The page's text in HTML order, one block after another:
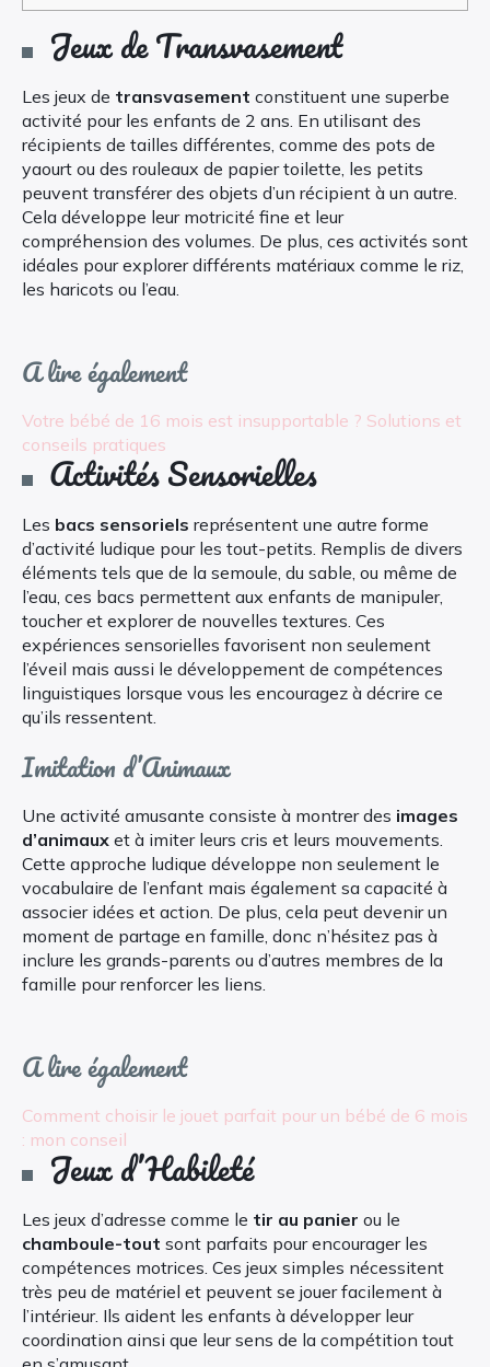
Jeux de Transvasement
Les jeux de transvasement constituent une superbe
activité pour les enfants de 2 ans. En utilisant des
récipients de tailles différentes, comme des pots de
yaourt ou des rouleaux de papier toilette, les petits
peuvent transférer des objets d’un récipient à un autre.
Cela développe leur motricité fine et leur
compréhension des volumes. De plus, ces activités sont
idéales pour explorer différents matériaux comme le riz,
les haricots ou l’eau.
A lire également
Votre bébé de 16 mois est insupportable ? Solutions et
conseils pratiques
Activités Sensorielles
Les bacs sensoriels représentent une autre forme
d’activité ludique pour les tout-petits. Remplis de divers
éléments tels que de la semoule, du sable, ou même de
l’eau, ces bacs permettent aux enfants de manipuler,
toucher et explorer de nouvelles textures. Ces
expériences sensorielles favorisent non seulement
l’éveil mais aussi le développement de compétences
linguistiques lorsque vous les encouragez à décrire ce
qu’ils ressentent.
Imitation d’Animaux
Une activité amusante consiste à montrer des images
d’animaux et à imiter leurs cris et leurs mouvements.
Cette approche ludique développe non seulement le
vocabulaire de l’enfant mais également sa capacité à
associer idées et action. De plus, cela peut devenir un
moment de partage en famille, donc n’hésitez pas à
inclure les grands-parents ou d’autres membres de la
famille pour renforcer les liens.
A lire également
Comment choisir le jouet parfait pour un bébé de 6 mois
: mon conseil
Jeux d’Habileté
Les jeux d’adresse comme le tir au panier ou le
chamboule-tout sont parfaits pour encourager les
compétences motrices. Ces jeux simples nécessitent
très peu de matériel et peuvent se jouer facilement à
l’intérieur. Ils aident les enfants à développer leur
coordination ainsi que leur sens de la compétition tout